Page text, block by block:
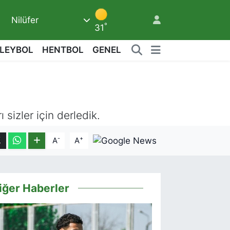
Nilüfer
31°
HENTBOL GENEL
sizler için derledik.
A- A+
Haberler